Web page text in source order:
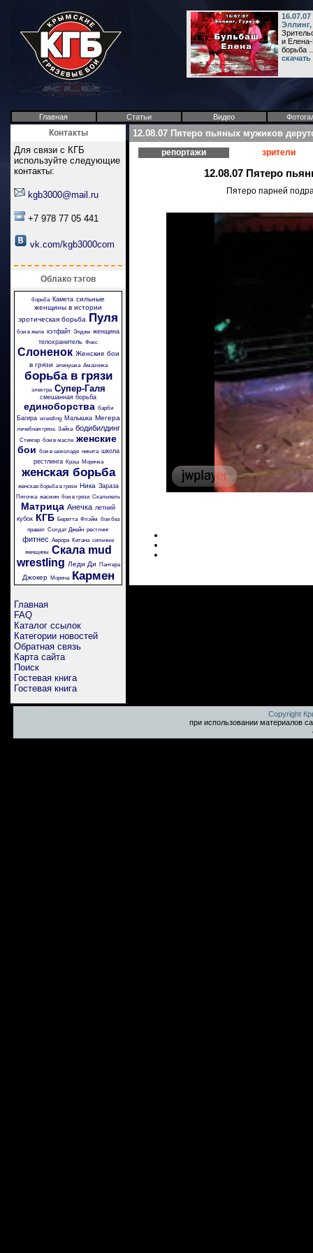
и
борьба
Главная Статьи Видео
Контакты
Для связи с КГБ
используйте следующие
контакты:
kgb3000@mail.ru
+7 978 77 05 441
vk.com/kgb3000com
Облако тэгов
борьба Камета сильные
женщины в истории
эротическая борьба Пуля
бои в желе кэтфайт Энджи женщина
телохранитель Фокс
Слоненок Женские бои
в грязи аленушка Амазонка
борьба в грязи
электра Супер-Галя
смешанная борьба
единоборства барби
Багира wrestling Малышка Мегера
лечебная грязь Зайка бодибилдинг
Стингер бои в масле женские
бои бои в шоколаде никита школа
рестлинга
Крэш Морячка
женская борьба
женская борьба в грязи Ника Зараза
Пяточка жасмин бои в грязи Скальпель
Матрица Анечка летний
кубок КГБ Беретта Флэйм бои без
правил Солдат Джейн рестлинг
фитнес Аврора Китана сильные
женщины Скала mud
wrestling Леди Ди Пантера
Джокер Моряча Кармен
Главная
FAQ
Каталог ссылок
Категории новостей
Обратная связь
Карта сайта
Поиск
Гостевая книга
Гостевая книга
12.08.07 Пятеро пьяных мужиков
репортажи зрители
12.08.07 Пятеро
Пятеро парней
Copyright
при использовании материалов